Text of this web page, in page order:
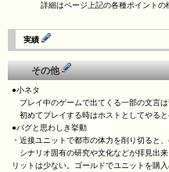
詳細はページ上記の各種ポイントの
実績
その他
●小ネタ
プレイ中のゲームで出てくる一部の文言は
初めてプレイする時はホストとしてやる
●バグと思わしき挙動
・近接ユニットで都市の体力を削り切ると
シナリオ固有の研究や文化などが拝見出
リットは少ない。ゴールドでユニットを購